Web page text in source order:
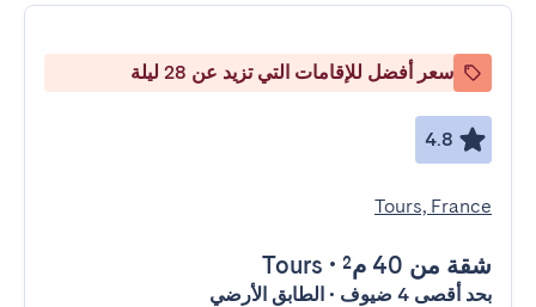
سعر أفضل للإقامات التي تزيد عن 28 ليلة
4.8
Tours, France
شقة من 40 م² •
Tours
بحد أقصى 4 ضيوف • الطابق الأرضي